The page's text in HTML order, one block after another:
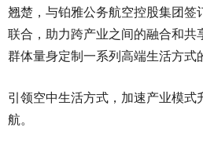
翘楚，与铂雅公务航空控股集团签
联合，助力跨产业之间的融合和共
群体量身定制一系列高端生活方式
引领空中生活方式，加速产业模式
航。